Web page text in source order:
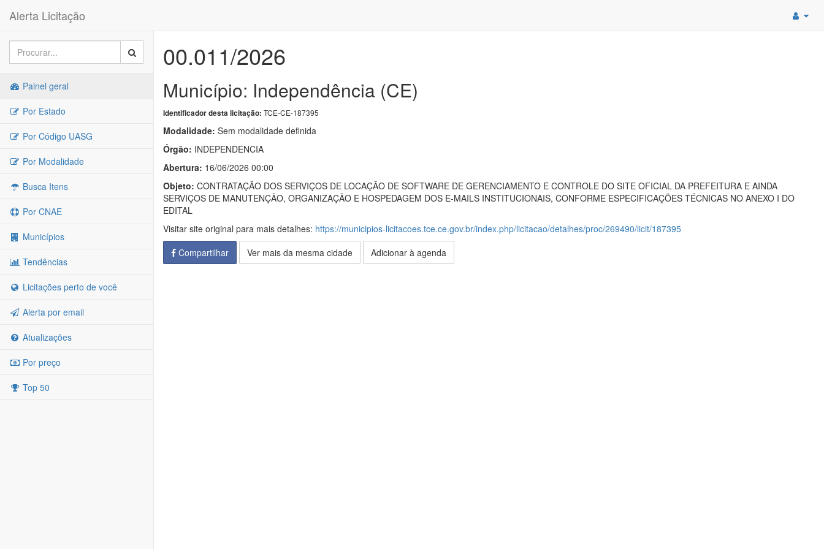
Alerta Licitação
Painel geral
Por Estado
Por Código UASG
Por Modalidade
Busca Itens
Por CNAE
Municípios
Tendências
Licitações perto de você
Alerta por email
Atualizações
Por preço
Top 50
00.011/2026
Município: Independência (CE)
Identificador desta licitação: TCE-CE-187395
Modalidade: Sem modalidade definida
Órgão: INDEPENDENCIA
Abertura: 16/06/2026 00:00
Objeto: CONTRATAÇÃO DOS SERVIÇOS DE LOCAÇÃO DE SOFTWARE DE GERENCIAMENTO E CONTROLE DO SITE OFICIAL DA PREFEITURA E AINDA
SERVIÇOS DE MANUTENÇÃO, ORGANIZAÇÃO E HOSPEDAGEM DOS E-MAILS INSTITUCIONAIS, CONFORME ESPECIFICAÇÕES TÉCNICAS NO ANEXO I DO
EDITAL
Visitar site original para mais detalhes: https://municipios-licitacoes.tce.ce.gov.br/index.php/licitacao/detalhes/proc/269490/licit/187395
Compartilhar
Ver mais da mesma cidade Adicionar à agenda